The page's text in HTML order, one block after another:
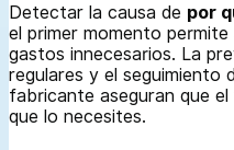
Detectar la causa de por
el primer momento
gastos innecesarios. La
regulares y el seguimiento
fabricante aseguran que
que lo necesites.